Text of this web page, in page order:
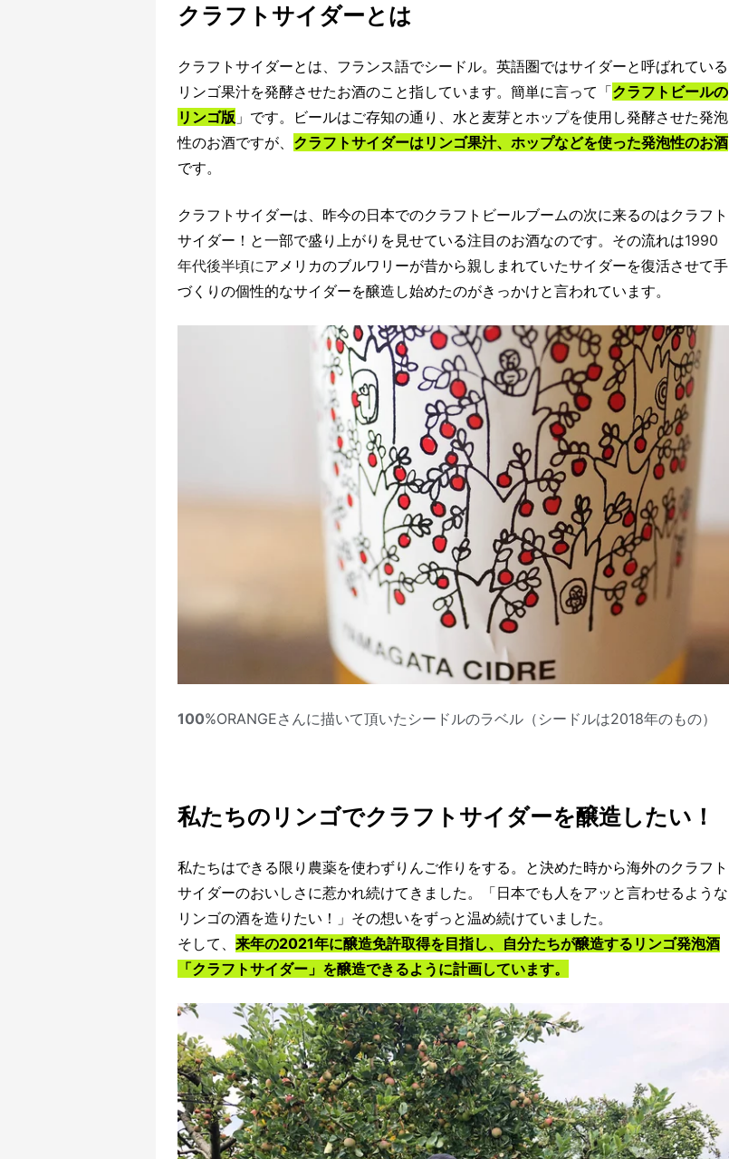
クラフトサイダーとは
クラフトサイダーとは、フランス語でシードル。英語圏ではサイダーと呼ばれている
リンゴ果汁を発酵させたお酒のこと指しています。簡単に言って「クラフトビールの
リンゴ版 」です。ビールはご存知の通り、水と麦芽とホップを使用し発酵させた発泡
性のお酒ですが、 クラフトサイダーはリンゴ果汁、ホップなどを使った発泡性のお酒
です。
クラフトサイダーは、昨今の日本でのクラフトビールブームの次に来るのはクラフト
サイダー！と一部で盛り上がりを見せている注目のお酒なのです。その流れは1990
年代後半頃にアメリカのブルワリーが昔から親しまれていたサイダーを復活させて手
づくりの個性的なサイダーを醸造し始めたのがきっかけと言われています。
100%ORANGEさんに描いて頂いたシードルのラベル（シードルは2018年のもの）
私たちのリンゴでクラフトサイダーを醸造したい！
私たちはできる限り農薬を使わずりんご作りをする。と決めた時から海外のクラフト
サイダーのおいしさに惹かれ続けてきました。「日本でも人をアッと言わせるような
リンゴの酒を造りたい！」その想いをずっと温め続けていました。
そして、 来年の2021年に醸造免許取得を目指し、自分たちが醸造するリンゴ発泡酒
「クラフトサイダー」を醸造できるように計画しています。